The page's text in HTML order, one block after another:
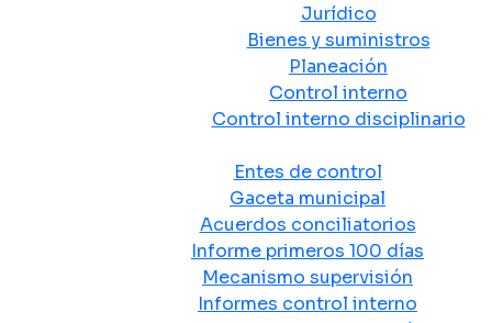
Jurídico
Bienes y suministros
Planeación
Control interno
Control interno disciplinario
Entes de control
Gaceta municipal
Acuerdos conciliatorios
Informe primeros 100 días
Mecanismo supervisión
Informes control interno